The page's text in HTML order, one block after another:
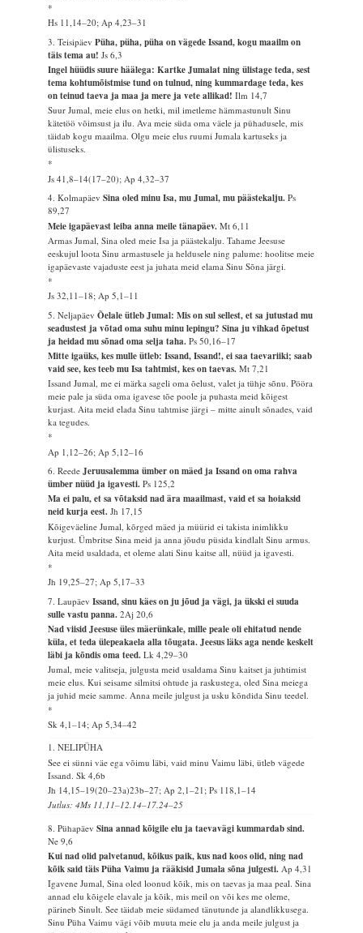
*
Hs 11,14–20; Ap 4,23–31
3. TeisipäevPüha, püha, püha on vägede Issand, kogu maailm on
täis tema au!Js 6,3
Ingel hüüdis suure häälega: Kartke Jumalat ning ülistage teda, sest
tema kohtumõistmise tund on tulnud, ning kummardage teda, kes
on teinud taeva ja maa ja mere ja vete allikad!Ilm 14,7
Suur Jumal, meie elus on hetki, mil imetleme hämmastunult Sinu
kätetöö võimsust ja ilu. Ava meie süda oma väele ja pühadusele, mis
täidab kogu maailma. Olgu meie elus ruumi Jumala kartuseks ja
ülistuseks.
*
Js 41,8–14(17–20); Ap 4,32–37
4. KolmapäevSina oled minu Isa, mu Jumal, mu päästekalju.Ps
89,27
Meie igapäevast leiba anna meile tänapäev.Mt 6,11
Armas Jumal, Sina oled meie Isa ja päästekalju. Tahame Jeesuse
eeskujul loota Sinu armastusele ja heldusele ning palume: hoolitse meie
igapäevaste vajaduste eest ja juhata meid elama Sinu Sõna järgi.
*
Js 32,11–18; Ap 5,1–11
5. NeljapäevÕelale ütleb Jumal: Mis on sul sellest, et sa jutustad mu
seadustest ja võtad oma suhu minu lepingu? Sina ju vihkad õpetust
ja heidad mu sõnad oma selja taha.Ps 50,16–17
Mitte igaüks, kes mulle ütleb: Issand, Issand!, ei saa taevariiki; saab
vaid see, kes teeb mu Isa tahtmist, kes on taevas.Mt 7,21
Issand Jumal, me ei märka sageli oma õelust, valet ja tühje sõnu. Pööra
meie pale ja süda oma igavese tõe poole ja puhasta meid kõigest
kurjast. Aita meid elada Sinu tahtmise järgi – mitte ainult sõnades, vaid
ka tegudes.
*
Ap 1,12–26; Ap 5,12–16
6. ReedeJeruusalemma ümber on mäed ja Issand on oma rahva
ümber nüüd ja igavesti.Ps 125,2
Ma ei palu, et sa võtaksid nad ära maailmast, vaid et sa hoiaksid
neid kurja eest.Jh 17,15
Kõigeväeline Jumal, kõrged mäed ja müürid ei takista inimlikku
kurjust. Ümbritse Sina meid ja anna jõudu püsida kindlalt Sinu armus.
Aita meid usaldada, et oleme alati Sinu kaitse all, nüüd ja igavesti.
*
Jh 19,25–27; Ap 5,17–33
7. LaupäevIssand, sinu käes on ju jõud ja vägi, ja ükski ei suuda
sulle vastu panna.2Aj 20,6
Nad viisid Jeesuse üles mäerünkale, mille peale oli ehitatud nende
küla, et teda ülepeakaela alla tõugata. Jeesus läks aga nende keskelt
läbi ja kõndis oma teed.Lk 4,29–30
Jumal, meie valitseja, julgusta meid usaldama Sinu kaitset ja juhtimist
meie elus. Kui seisame silmitsi ohtude ja raskustega, oled Sina meiega
ja juhid meie samme. Anna meile julgust ja usku kõndida Sinu teedel.
*
Sk 4,1–14; Ap 5,34–42
1. NELIPÜHA
See ei sünni väe ega võimu läbi, vaid minu Vaimu läbi, ütleb vägede
Issand.Sk 4,6b
Jh 14,15–19(20–23a)23b–27; Ap 2,1–21; Ps 118,1–14
Jutlus: 4Ms 11,11–12.14–17.24–25
8. PühapäevSina annad kõigile elu ja taevavägi kummardab sind.
Ne 9,6
Kui nad olid palvetanud, kõikus paik, kus nad koos olid, ning nad
kõik said täis Püha Vaimu ja rääkisid Jumala sõna julgesti.Ap 4,31
Igavene Jumal, Sina oled loonud kõik, mis on taevas ja maa peal. Sina
annad elu kõigele elavale ja kõik, mis meil on või kes me oleme,
pärineb Sinult. See täidab meie südamed tänutunde ja alandlikkusega.
Sinu Püha Vaimu vägi võib muuta meie elu ja anda meile julgust ja